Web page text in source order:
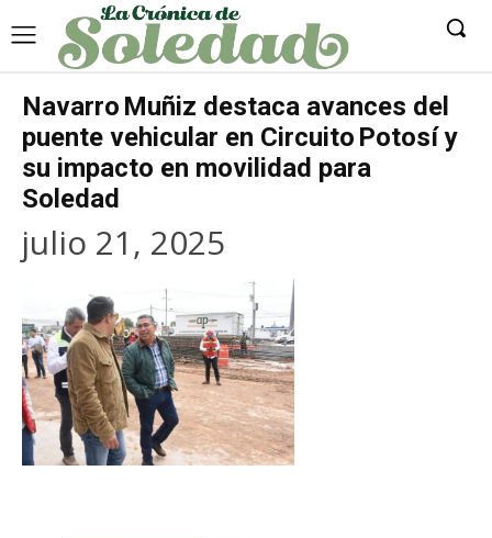
Navarro Muñiz destaca avances del
puente vehicular en Circuito Potosí y
su impacto en movilidad para
Soledad
julio 21, 2025